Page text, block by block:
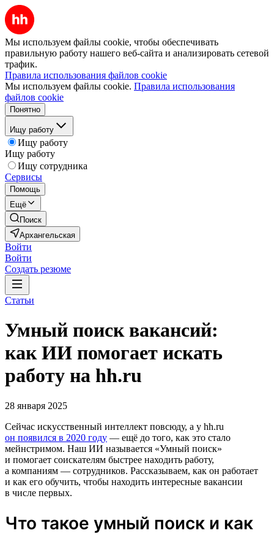
Мы используем файлы cookie, чтобы обеспечивать
правильную работу нашего веб-сайта и анализировать сетевой
трафик.
Правила использования файлов cookie
Мы используем файлы cookie. Правила использования
файлов cookie
Понятно
Ищу работу
Ищу работу
Ищу работу
Ищу сотрудника
Сервисы
Помощь
Ещё
Поиск
Архангельская
Войти
Войти
Создать резюме
Статьи
Умный поиск вакансий:
как ИИ помогает искать
работу на hh.ru
28 января 2025
Сейчас искусственный интеллект повсюду, а у hh.ru
он появился в 2020 году — ещё до того, как это стало
мейнстримом. Наш ИИ называется «Умный поиск»
и помогает соискателям быстрее находить работу,
а компаниям — сотрудников. Рассказываем, как он работает
и как его обучить, чтобы находить интересные вакансии
в числе первых.
Что такое умный поиск и как